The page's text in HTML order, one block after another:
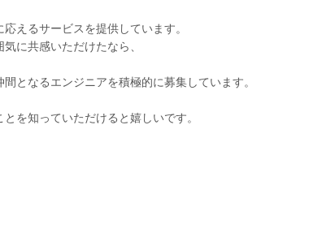
えるサービスを提供しています。
に共感いただけたなら、
となるエンジニアを積極的に募集しています。
を知っていただけると嬉しいです。